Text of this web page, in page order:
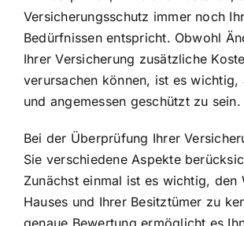
Versicherungsschutz immer noch
Bedürfnissen entspricht. Obwohl
Ihrer Versicherung zusätzliche
verursachen können, ist es wichtig,
und angemessen geschützt zu sein.
Bei der Überprüfung Ihrer
Sie verschiedene Aspekte
Zunächst einmal ist es wichtig, den
Hauses und Ihrer Besitztümer zu
genaue Bewertung ermöglicht es